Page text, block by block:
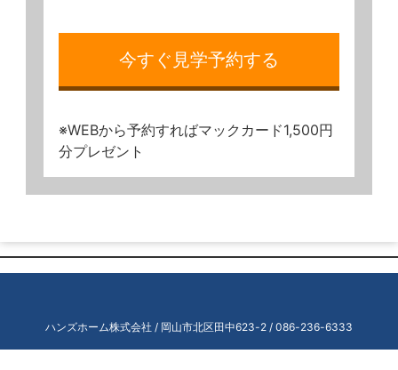
今すぐ見学予約する
※WEBから予約すればマックカード1,500円
分プレゼント
ハンズホーム株式会社 / 岡山市北区田中623-2 / 086-236-6333